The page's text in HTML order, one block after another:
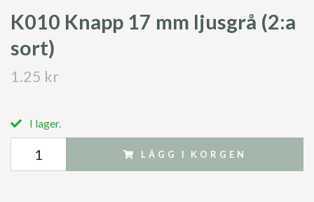
K010 Knapp 17 mm ljusgrå (2:a
sort)
1.25 kr
I lager.
LÄGG I KORGEN